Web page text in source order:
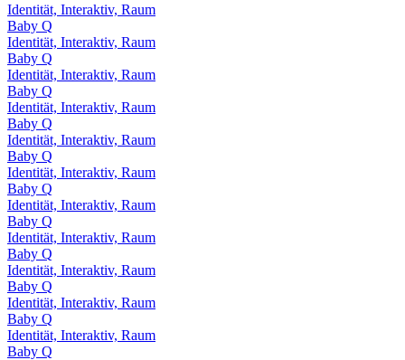
Identität, Interaktiv, Raum
Baby Q
Identität, Interaktiv, Raum
Baby Q
Identität, Interaktiv, Raum
Baby Q
Identität, Interaktiv, Raum
Baby Q
Identität, Interaktiv, Raum
Baby Q
Identität, Interaktiv, Raum
Baby Q
Identität, Interaktiv, Raum
Baby Q
Identität, Interaktiv, Raum
Baby Q
Identität, Interaktiv, Raum
Baby Q
Identität, Interaktiv, Raum
Baby Q
Identität, Interaktiv, Raum
Baby Q